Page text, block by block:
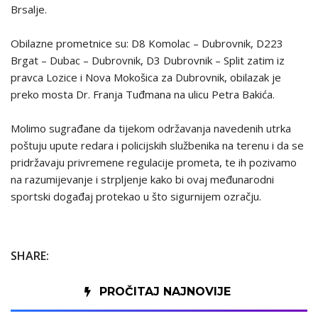
Brsalje.
Obilazne prometnice su: D8 Komolac – Dubrovnik, D223
Brgat – Dubac – Dubrovnik, D3 Dubrovnik – Split zatim iz
pravca Lozice i Nova Mokošica za Dubrovnik, obilazak je
preko mosta Dr. Franja Tuđmana na ulicu Petra Bakića.
Molimo sugrađane da tijekom održavanja navedenih utrka
poštuju upute redara i policijskih službenika na terenu i da se
pridržavaju privremene regulacije prometa, te ih pozivamo
na razumijevanje i strpljenje kako bi ovaj međunarodni
sportski događaj protekao u što sigurnijem ozračju.
SHARE:
PROČITAJ NAJNOVIJE